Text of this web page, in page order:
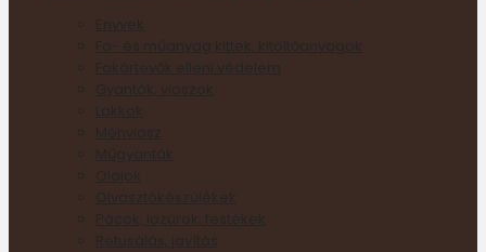
Enyvek
Fa- és műanyag kittek, kitöltőanyagok
Fakártevők elleni védelem
Gyanták, viaszok
Lakkok
Méhviasz
Műgyanták
Olajok
Olvasztókészülékek
Pácok, lazúrok, festékek
Retusálás, javítás